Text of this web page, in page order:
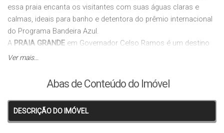
essa praia encanta os visitantes com suas águas claras e
calmas, ideais para banho e detentora do prêmio internacional
do Programa Bandeira Azul.
A PRAIA GRANDE em Governador Celso Ramos é um destino
imperdível para quem busca se conectar com a natureza,
Ver mais...
Abas de Conteúdo do Imóvel
DESCRIÇÃO DO IMÓVEL